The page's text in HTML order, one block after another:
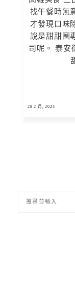
找午餐時無
才發現口味
說是甜甜圈
司呢。 泰安
28 2 月, 2024